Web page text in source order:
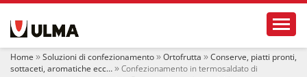
i
Home Soluzioni di confezionamento Ortofrutta
Conserve, piatti pronti,
sottaceti, aromatiche ecc…
Confezionamento in termosaldato di